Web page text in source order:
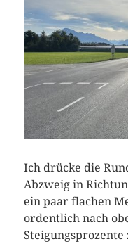
Ich drücke die
Abzweig in
ein paar flachen
ordentlich nach